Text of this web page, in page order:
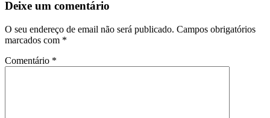
Deixe um comentário
O seu endereço de email não será publicado. Campos obrigatórios
marcados com *
Comentário *